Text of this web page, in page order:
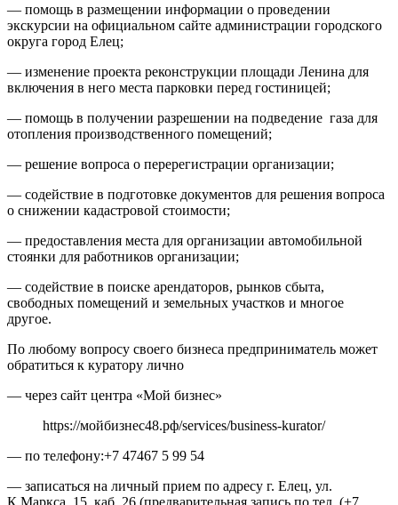
— помощь в размещении информации о проведении
экскурсии на официальном сайте администрации городского
округа город Елец;
— изменение проекта реконструкции площади Ленина для
включения в него места парковки перед гостиницей;
— помощь в получении разрешении на подведение газа для
отопления производственного помещений;
— решение вопроса о перерегистрации организации;
— содействие в подготовке документов для решения вопроса
о снижении кадастровой стоимости;
— предоставления места для организации автомобильной
стоянки для работников организации;
— содействие в поиске арендаторов, рынков сбыта,
свободных помещений и земельных участков и многое
другое.
По любому вопросу своего бизнеса предприниматель может
обратиться к куратору лично
— через сайт центра «Мой бизнес»
https://мойбизнес48.рф/services/business-kurator/
— по телефону:+7 47467 5 99 54
— записаться на личный прием по адресу г. Елец, ул.
К.Маркса, 15, каб. 26 (предварительная запись по тел. (+7